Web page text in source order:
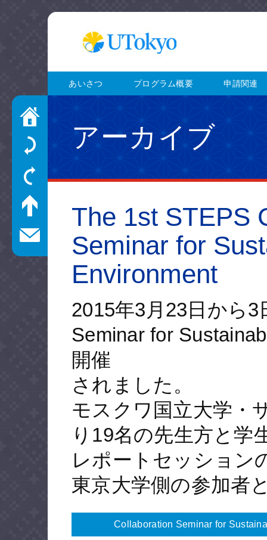
あいさつ プログラム概要 申請関連
アーカイブ
The 1st STEPS
Seminar for
Environment
2015年3月23日から3
Seminar for
開催
されました。
モスクワ国立大学・
り19名の先生方と学
レポートセッション
東京大学側の参加者
Collaboration Seminar for